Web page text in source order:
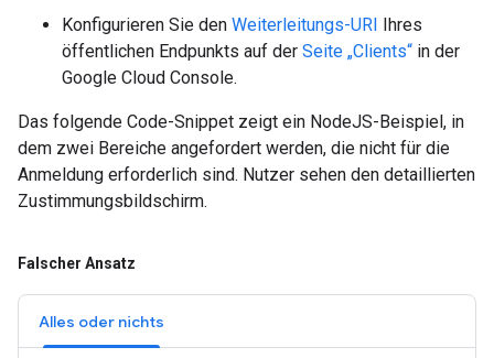
Konfigurieren Sie den Weiterleitungs-URI
Ihres
öffentlichen Endpunkts auf der Seite „Clients“ in der
Google Cloud Console.
Das folgende Code-Snippet zeigt ein NodeJS-Beispiel, in
dem zwei Bereiche angefordert werden, die nicht für die
Anmeldung erforderlich sind. Nutzer sehen den detaillierten
Zustimmungsbildschirm.
Falscher Ansatz
Alles oder nichts